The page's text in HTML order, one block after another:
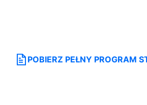
POBIERZ PEŁNY PROGRAM